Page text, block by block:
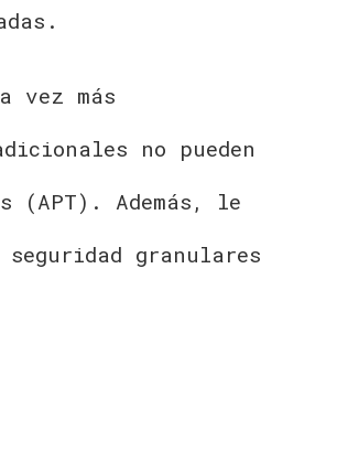
vez más
no pueden
(APT). Además, le
granulares